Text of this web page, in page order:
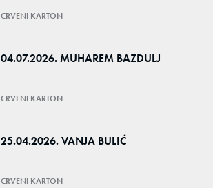
CRVENI KARTON
04.07.2026. MUHAREM BAZDULJ
CRVENI KARTON
25.04.2026. VANJA BULIĆ
CRVENI KARTON